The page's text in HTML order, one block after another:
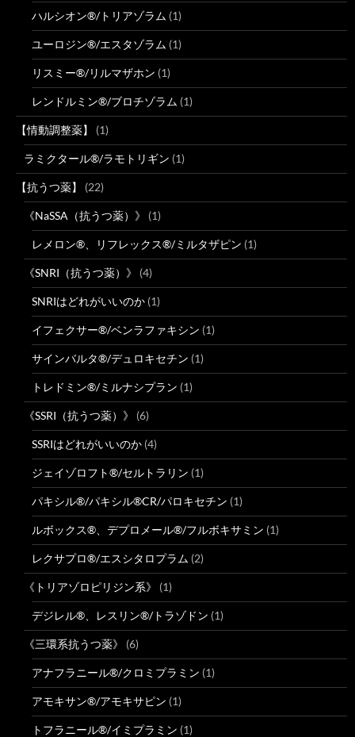
ハルシオン®/トリアゾラム (1)
ユーロジン®/エスタゾラム (1)
リスミー®/リルマザホン (1)
レンドルミン®/ブロチゾラム (1)
【情動調整薬】 (1)
ラミクタール®/ラモトリギン (1)
【抗うつ薬】 (22)
《NaSSA（抗うつ薬）》 (1)
レメロン®、リフレックス®/ミルタザピン (1)
《SNRI（抗うつ薬）》 (4)
SNRIはどれがいいのか (1)
イフェクサー®/ベンラファキシン (1)
サインバルタ®/デュロキセチン (1)
トレドミン®/ミルナシプラン (1)
《SSRI（抗うつ薬）》 (6)
SSRIはどれがいいのか (4)
ジェイゾロフト®/セルトラリン (1)
パキシル®/パキシル®CR/パロキセチン (1)
ルボックス®、デプロメール®/フルボキサミン (1)
レクサプロ®/エスシタロプラム (2)
《トリアゾロピリジン系》 (1)
デジレル®、レスリン®/トラゾドン (1)
《三環系抗うつ薬》 (6)
アナフラニール®/クロミプラミン (1)
アモキサン®/アモキサピン (1)
トフラニール®/イミプラミン (1)